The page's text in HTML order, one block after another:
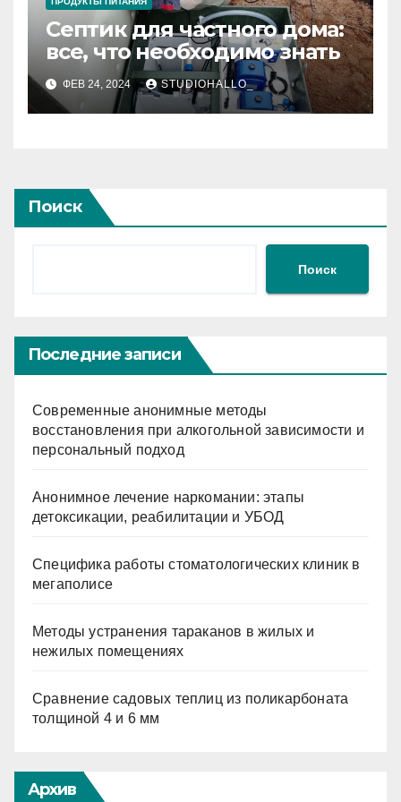
Септик для частного дома:
все, что необходимо знать
ФЕВ 24, 2024 STUDIOHALLO_
Поиск
Поиск
Последние записи
Современные анонимные методы
восстановления при алкогольной зависимости и
персональный подход
Анонимное лечение наркомании: этапы
детоксикации, реабилитации и УБОД
Специфика работы стоматологических клиник в
мегаполисе
Методы устранения тараканов в жилых и
нежилых помещениях
Сравнение садовых теплиц из поликарбоната
толщиной 4 и 6 мм
Архив